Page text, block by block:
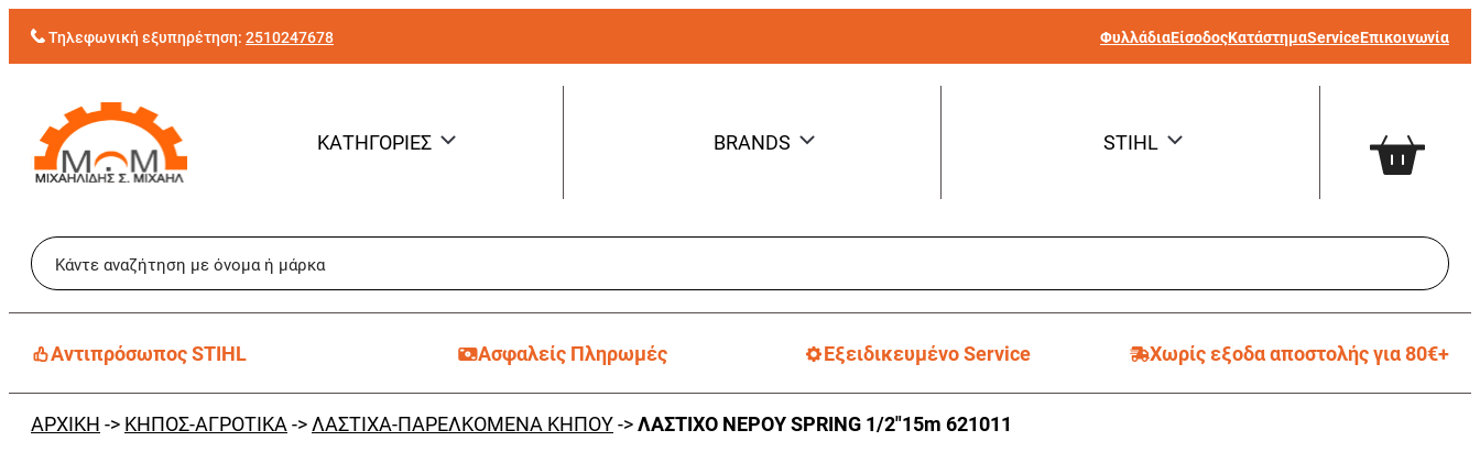
Τηλεφωνική εξυπηρέτηση: 2510247678 ΦυλλάδιαΕίσοδοςΚατάστημαServiceΕπικοινωνία
ΚΑΤΗΓΟΡΙΕΣ BRANDS STIHL
Aντιπρόσωπος STIHL Ασφαλείς Πληρωμές Εξειδικευμένο Service Χωρίς εξοδα αποστολής για 80€+
ΑΡΧΙΚΗ -> ΚΗΠΟΣ-ΑΓΡΟΤΙΚΑ -> ΛΑΣΤΙΧΑ-ΠΑΡΕΛΚΟΜΕΝΑ ΚΗΠΟΥ->ΛΑΣΤΙΧΟ ΝΕΡΟΥ SPRING 1/2″15m 621011